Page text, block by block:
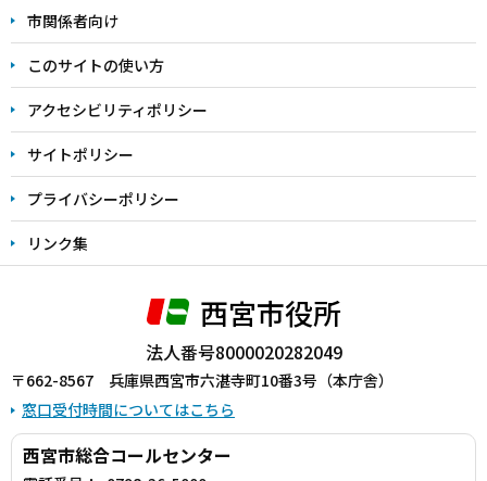
こ
ま
で
市関係者向け
このサイトの使い方
アクセシビリティポリシー
サイトポリシー
プライバシーポリシー
リンク集
西宮市役所
法人番号8000020282049
〒662-8567 兵庫県西宮市六湛寺町10番3号（本庁舎）
窓口受付時間についてはこちら
西宮市総合コールセンター